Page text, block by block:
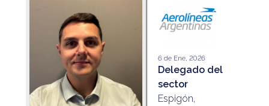
6 de Ene, 2026
Delegado del
sector
Espigón,